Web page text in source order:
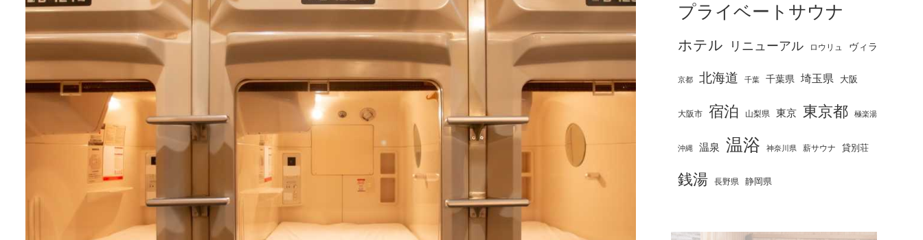
プライベートサウナ
ホテル リニューアル ロウリュ ヴィラ
京都 北海道 千葉 千葉県 埼玉県 大阪
大阪市 宿泊 山梨県 東京 東京都 極楽湯
沖縄 温泉 温浴 神奈川県 薪サウナ 貸別荘
銭湯 長野県 静岡県